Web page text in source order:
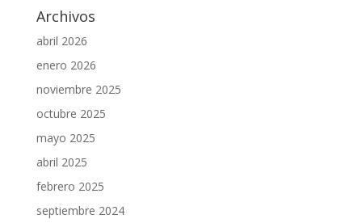
Archivos
abril 2026
enero 2026
noviembre 2025
octubre 2025
mayo 2025
abril 2025
febrero 2025
septiembre 2024